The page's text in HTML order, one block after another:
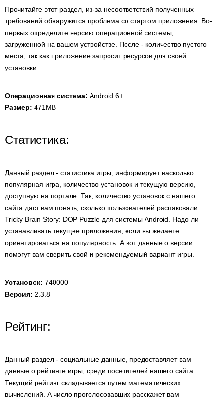
Прочитайте этот раздел, из-за несоответствий полученных
требований обнаружится проблема со стартом приложения. Во-
первых определите версию операционной системы,
загруженной на вашем устройстве. После - количество пустого
места, так как приложение запросит ресурсов для своей
установки.
Операционная система: Android 6+
Размер: 471MB
Статистика:
Данный раздел - статистика игры, информирует насколько
популярная игра, количество установок и текущую версию,
доступную на портале. Так, количество установок с нашего
сайта даст вам понять, сколько пользователей распаковали
Tricky Brain Story: DOP Puzzle для системы Android. Надо ли
устанавливать текущее приложения, если вы желаете
ориентироваться на популярность. А вот данные о версии
помогут вам сверить свой и рекомендуемый вариант игры.
Установок: 740000
Версия: 2.3.8
Рейтинг:
Данный раздел - социальные данные, предоставляет вам
данные о рейтинге игры, среди посетителей нашего сайта.
Текущий рейтинг складывается путем математических
вычислений. А число проголосовавших расскажет вам